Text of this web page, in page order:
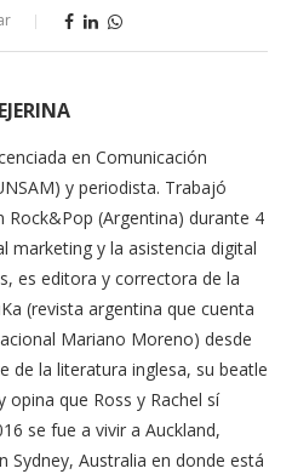
en Comunicación
y periodista. Trabajó
(Argentina) durante 4
marketing y la asistencia digital
es editora y correctora de la
(revista argentina que cuenta
Mariano Moreno) desde
de la literatura inglesa, su beatle
que Ross y Rachel sí
se fue a vivir a Auckland,
Sydney, Australia en donde está